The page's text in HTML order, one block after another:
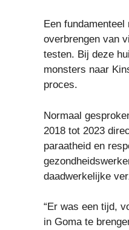
Een
overbrengen van
testen. Bij deze
monsters naar
proces.
Normaal
2018 tot 2023
paraatheid en
daadwerkelijke
“Er was een tijd,
in Goma te